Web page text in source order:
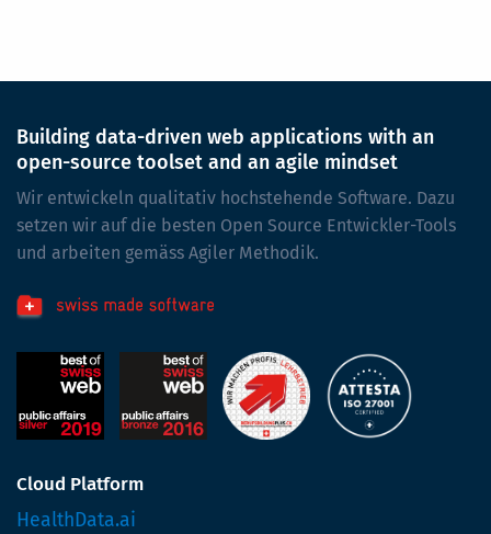
Building data-driven web applications with an
open-source toolset and an agile mindset
Wir entwickeln qualitativ hochstehende Software. Dazu
setzen wir auf die besten Open Source Entwickler-Tools
und arbeiten gemäss Agiler Methodik.
Cloud Platform
HealthData.ai